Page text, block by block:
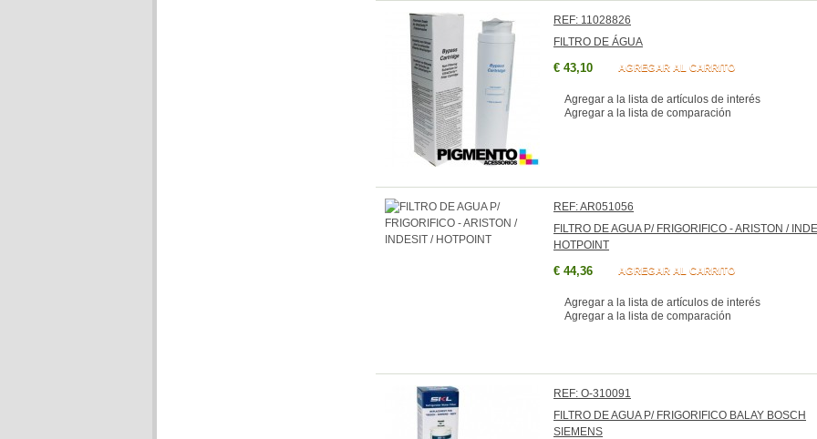
REF: 11028826
FILTRO DE ÁGUA
€ 43,10 AGREGAR AL CARRITO
Agregar a la lista de artículos de interés
Agregar a la lista de comparación
REF: AR051056
FILTRO DE AGUA P/ FRIGORIFICO - ARISTON /
HOTPOINT
€ 44,36 AGREGAR AL CARRITO
Agregar a la lista de artículos de interés
Agregar a la lista de comparación
REF: O-310091
FILTRO DE AGUA P/ FRIGORIFICO BALAY BOSCH
SIEMENS